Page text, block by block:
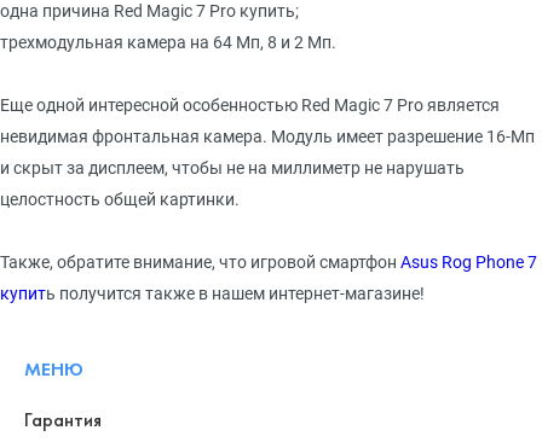
одна причина Red Magic 7 Pro купить;
трехмодульная камера на 64 Мп, 8 и 2 Мп.
Еще одной интересной особенностью Red Magic 7 Pro является
невидимая фронтальная камера. Модуль имеет разрешение 16-Мп
и скрыт за дисплеем, чтобы не на миллиметр не нарушать
целостность общей картинки.
Также, обратите внимание, что игровой смартфон Asus Rog Phone 7
купить получится также в нашем интернет-магазине!
МЕНЮ
Гарантия